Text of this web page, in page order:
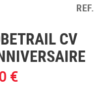
REF.
CV
€